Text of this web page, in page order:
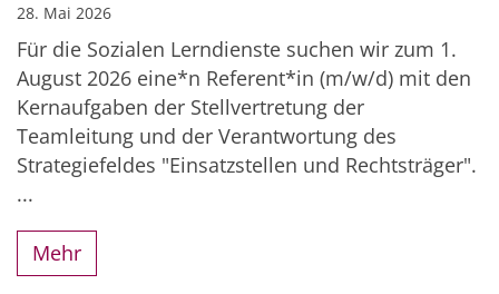
28. Mai 2026
Für die Sozialen Lerndienste suchen wir zum 1.
August 2026 eine*n Referent*in (m/w/d) mit den
Kernaufgaben der Stellvertretung der
Teamleitung und der Verantwortung des
Strategiefeldes "Einsatzstellen und Rechtsträger".
...
Mehr